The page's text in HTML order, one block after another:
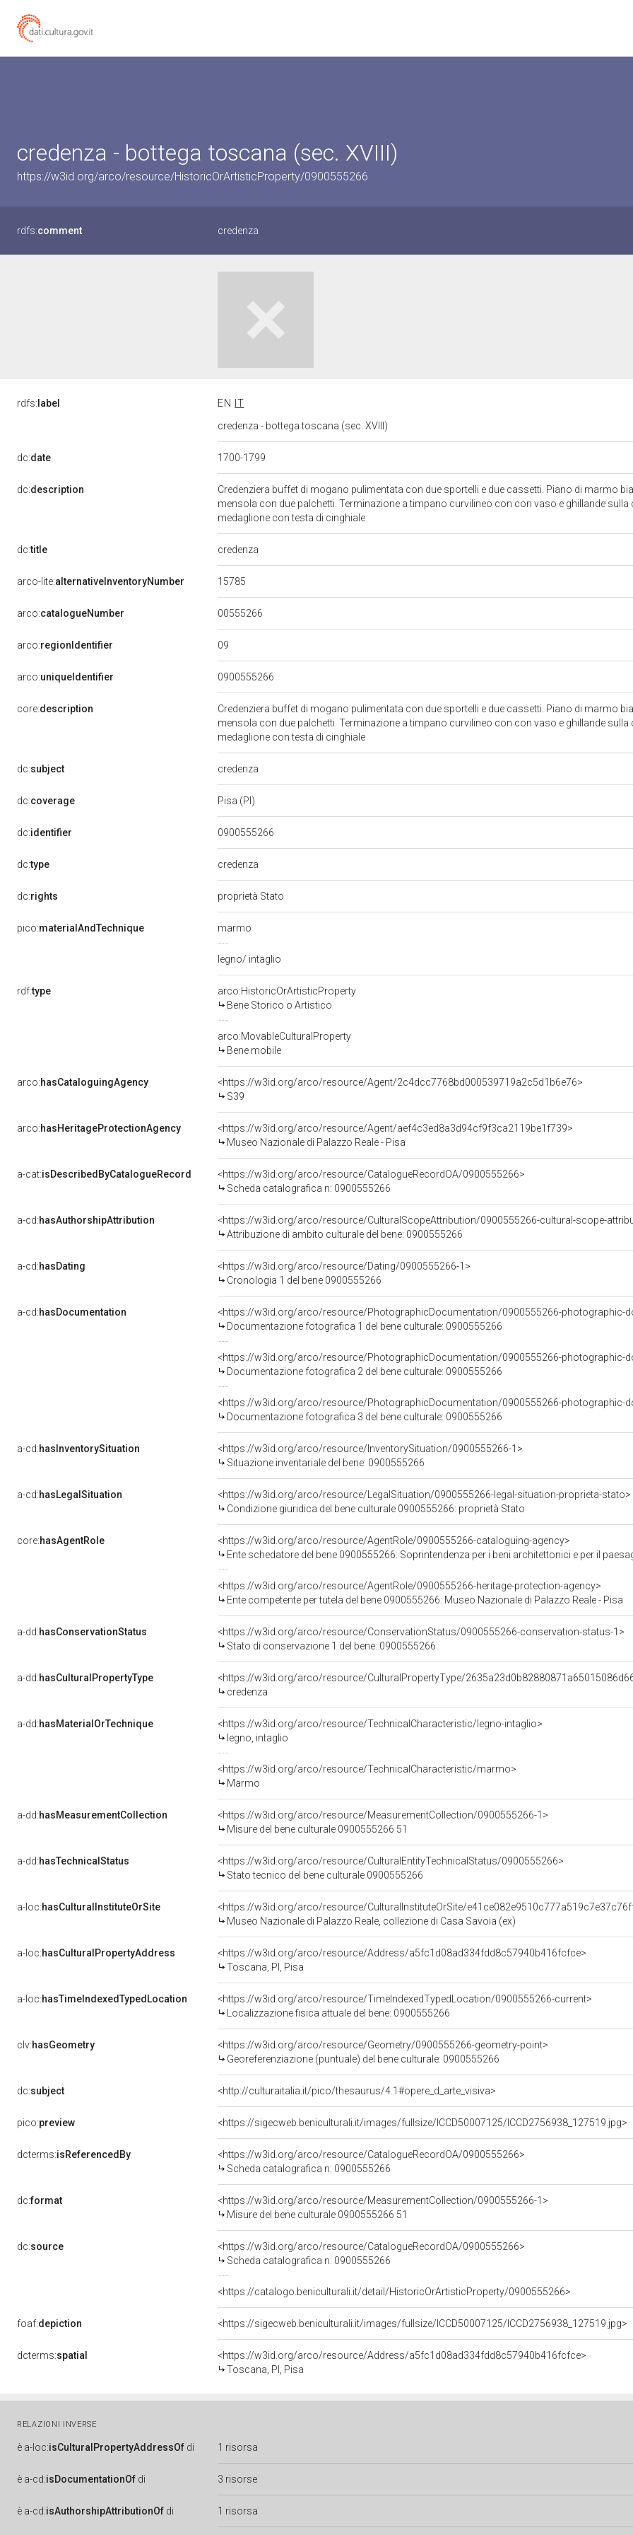
credenza - bottega toscana (sec. XVIII)
https://w3id.org/arco/resource/HistoricOrArtisticProperty/0900555266
rdfs:comment credenza
rdfs: label EN
IT
credenza - bottega toscana (sec. XVIII)
dc:date 1700-1799
dc:description
Credenziera buffet di mogano pulimentata con due sportelli e due cassetti. Piano di marmo
mensola con due palchetti. Terminazione a timpano curvilineo con con vaso e ghillande sulla
medaglione con testa di cinghiale
dc:title credenza
arco-lite:alternativeInventoryNumber 15785
arco:catalogueNumber 00555266
arco:regionIdentifier 09
arco:uniqueIdentifier 0900555266
core:description
Credenziera buffet di mogano pulimentata con due sportelli e due cassetti. Piano di marmo
mensola con due palchetti. Terminazione a timpano curvilineo con con vaso e ghillande sulla
medaglione con testa di cinghiale
dc:subject credenza
dc:coverage Pisa (PI)
dc:identifier 0900555266
dc:type credenza
dc:rights proprietà Stato
pico:materialAndTechnique marmo
legno/ intaglio
rdf:type
arco:HistoricOrArtisticProperty
Bene Storico o Artistico
arco:MovableCulturalProperty
Bene mobile
arco:hasCataloguingAgency
<https://w3id.org/arco/resource/Agent/2c4dcc7768bd000539719a2c5d1b6e76>
S39
arco:hasHeritageProtectionAgency
<https://w3id.org/arco/resource/Agent/aef4c3ed8a3d94cf9f3ca2119be1f739>
Museo Nazionale di Palazzo Reale - Pisa
a-cat:isDescribedByCatalogueRecord
<https://w3id.org/arco/resource/CatalogueRecordOA/0900555266>
Scheda catalografica n: 0900555266
a-cd:hasAuthorshipAttribution
<https://w3id.org/arco/resource/CulturalScopeAttribution/0900555266-cultural-scope-
Attribuzione di ambito culturale del bene: 0900555266
a-cd:hasDating
<https://w3id.org/arco/resource/Dating/0900555266-1>
Cronologia 1 del bene 0900555266
a-cd:hasDocumentation
<https://w3id.org/arco/resource/PhotographicDocumentation/0900555266-photographic-
Documentazione fotografica 1 del bene culturale: 0900555266
<https://w3id.org/arco/resource/PhotographicDocumentation/0900555266-photographic-
Documentazione fotografica 2 del bene culturale: 0900555266
<https://w3id.org/arco/resource/PhotographicDocumentation/0900555266-photographic-
Documentazione fotografica 3 del bene culturale: 0900555266
a-cd:hasInventorySituation
<https://w3id.org/arco/resource/InventorySituation/0900555266-1>
Situazione inventariale del bene: 0900555266
a-cd:hasLegalSituation
<https://w3id.org/arco/resource/LegalSituation/0900555266-legal-situation-proprieta-stato>
Condizione giuridica del bene culturale 0900555266: proprietà Stato
core:hasAgentRole
<https://w3id.org/arco/resource/AgentRole/0900555266-cataloguing-agency>
Ente schedatore del bene 0900555266: Soprintendenza per i beni architettonici e per il paesaggio, per il
<https://w3id.org/arco/resource/AgentRole/0900555266-heritage-protection-agency>
Ente competente per tutela del bene 0900555266: Museo Nazionale di Palazzo Reale - Pisa
a-dd:hasConservationStatus
<https://w3id.org/arco/resource/ConservationStatus/0900555266-conservation-status-1>
Stato di conservazione 1 del bene: 0900555266
a-dd:hasCulturalPropertyType
<https://w3id.org/arco/resource/CulturalPropertyType/
credenza
a-dd:hasMaterialOrTechnique
<https://w3id.org/arco/resource/TechnicalCharacteristic/legno-intaglio>
legno, intaglio
<https://w3id.org/arco/resource/TechnicalCharacteristic/marmo>
Marmo
a-dd:hasMeasurementCollection
<https://w3id.org/arco/resource/MeasurementCollection/0900555266-1>
Misure del bene culturale 0900555266 51
a-dd:hasTechnicalStatus
<https://w3id.org/arco/resource/CulturalEntityTechnicalStatus/0900555266>
Stato tecnico del bene culturale 0900555266
a-loc:hasCulturalInstituteOrSite
<https://w3id.org/arco/resource/CulturalInstituteOrSite/
Museo Nazionale di Palazzo Reale, collezione di Casa Savoia (ex)
a-loc:hasCulturalPropertyAddress
<https://w3id.org/arco/resource/Address/a5fc1d08ad334fdd8c57940b416fcfce>
Toscana, PI, Pisa
a-loc:hasTimeIndexedTypedLocation
<https://w3id.org/arco/resource/TimeIndexedTypedLocation/0900555266-current>
Localizzazione fisica attuale del bene: 0900555266
clv:hasGeometry
<https://w3id.org/arco/resource/Geometry/0900555266-geometry-point>
Georeferenziazione (puntuale) del bene culturale: 0900555266
dc:subject <http://culturaitalia.it/pico/thesaurus/4.1#opere_d_arte_visiva>
pico:preview <https://sigecweb.beniculturali.it/images/fullsize/ICCD50007125/ICCD2756938_127519.jpg>
dcterms:isReferencedBy
<https://w3id.org/arco/resource/CatalogueRecordOA/0900555266>
Scheda catalografica n: 0900555266
dc:format
<https://w3id.org/arco/resource/MeasurementCollection/0900555266-1>
Misure del bene culturale 0900555266 51
dc:source
<https://w3id.org/arco/resource/CatalogueRecordOA/0900555266>
Scheda catalografica n: 0900555266
<https://catalogo.beniculturali.it/detail/HistoricOrArtisticProperty/0900555266>
foaf:depiction <https://sigecweb.beniculturali.it/images/fullsize/ICCD50007125/ICCD2756938_127519.jpg>
dcterms:spatial
<https://w3id.org/arco/resource/Address/a5fc1d08ad334fdd8c57940b416fcfce>
Toscana, PI, Pisa
RELAZIONI INVERSE
è a-loc:isCulturalPropertyAddressOf di 1 risorsa
è a-cd:isDocumentationOf di 3 risorse
è a-cd:isAuthorshipAttributionOf di 1 risorsa